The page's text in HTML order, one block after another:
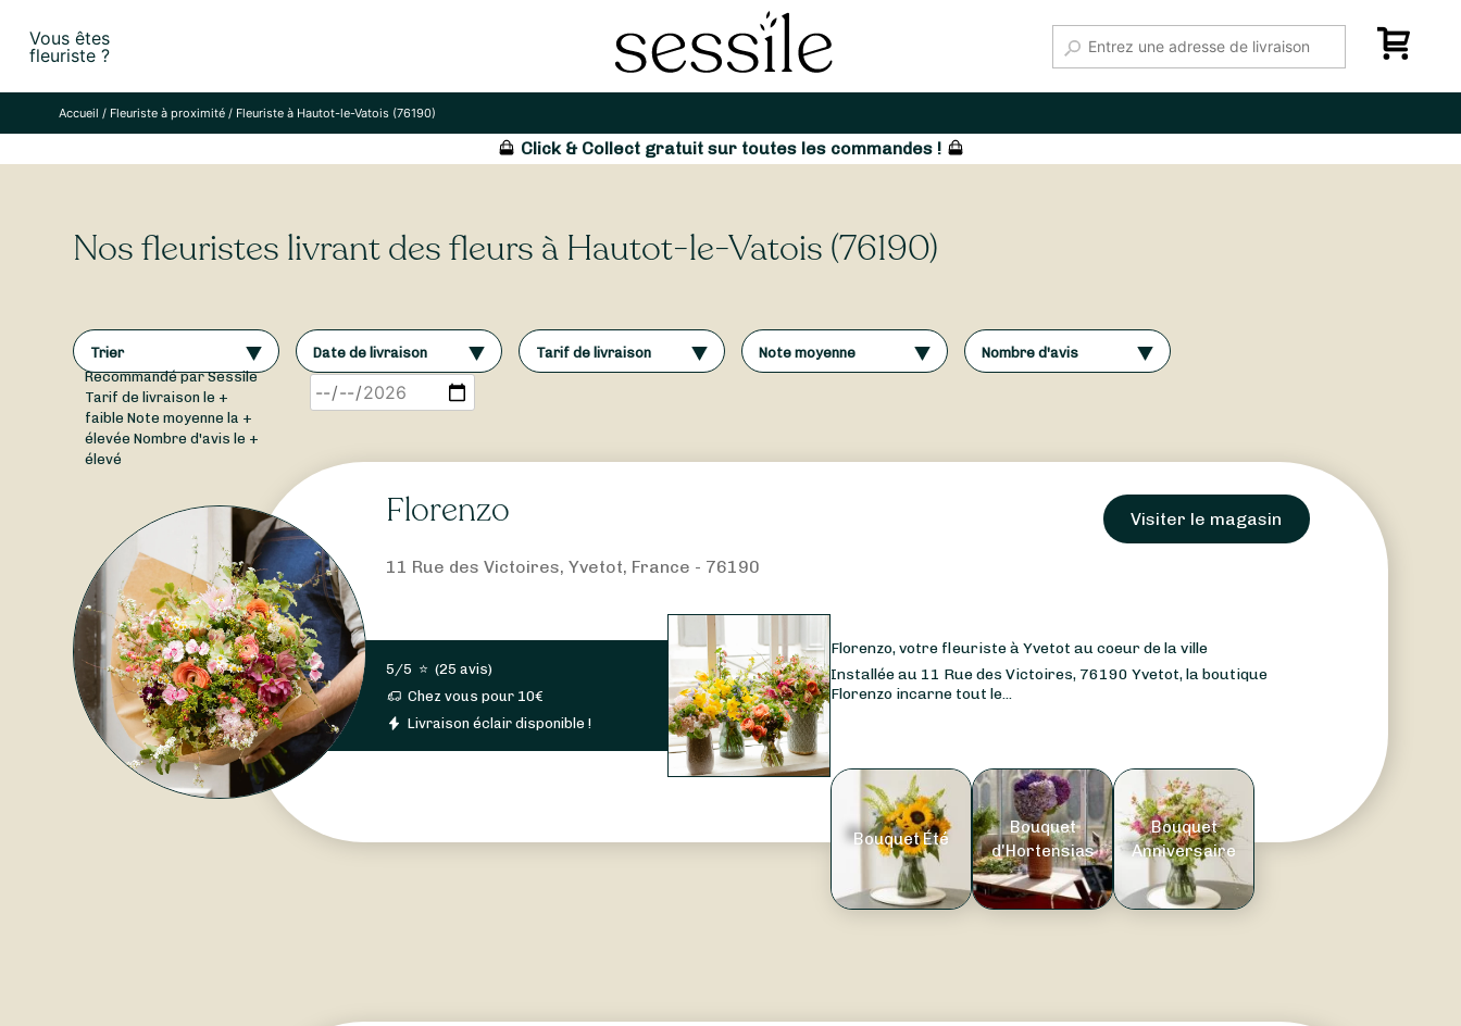
content
Vous êtes
fleuriste ?
Accueil / Fleuriste à proximité/ Fleuriste à Hautot-le-Vatois (76190)
Click & Collect gratuit sur toutes les commandes !
Nos fleuristes livrant des fleurs à Hautot-le-Vatois (76190)
Trier
Recommandé par Sessile
Tarif de livraison le +
faible Note moyenne la +
élevée Nombre d'avis le +
élevé
Date de livraison Tarif de livraison Note moyenne Nombre d'avis
Florenzo Visiter le magasin
11 Rue des Victoires, Yvetot, France - 76190
5/5 ⭐ (25 avis)
Chez vous pour 10€
Livraison éclair disponible !
Florenzo, votre fleuriste à Yvetot au coeur de la ville
Installée au 11 Rue des Victoires, 76190 Yvetot, la boutique
Florenzo incarne tout le...
Bouquet Été
Bouquet
d'Hortensias
Bouquet
Anniversaire